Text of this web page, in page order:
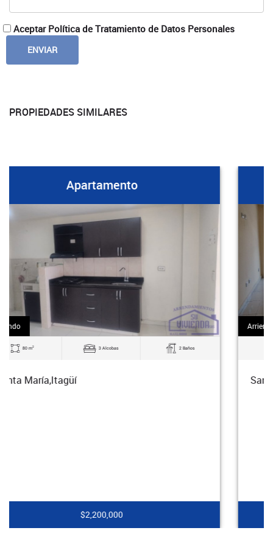
Aceptar Política de Tratamiento de Datos Personales
PROPIEDADES SIMILARES
Apartamento
Arriendo
Santa María,Itagüí
$2,200,000